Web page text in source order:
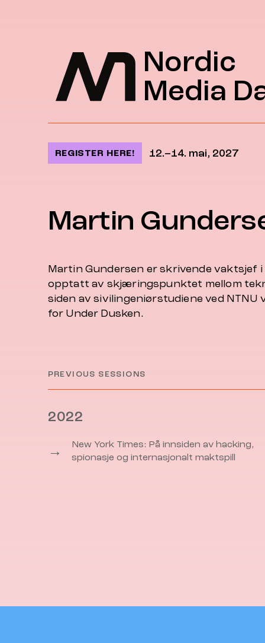
Nordic
Media
REGISTER HERE! 12.–14. mai, 2027
Martin
Martin Gundersen er skrivende vaktsjef i
opptatt av skjæringspunktet mellom
siden av sivilingeniørstudiene ved NTNU
for Under Dusken.
PREVIOUS SESSIONS
2022
→
New York Times: På innsiden av hacking,
spionasje og internasjonalt maktspill